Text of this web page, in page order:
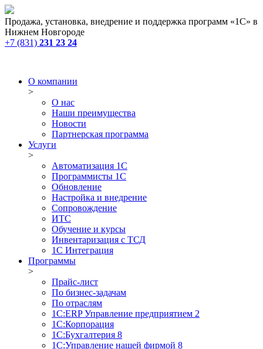
Продажа, установка, внедрение и поддержка программ «1С» в
Нижнем Новгороде
+7 (831) 231 23 24
О компании
>
О нас
Наши преимущества
Новости
Партнерская программа
Услуги
>
Автоматизация 1С
Программисты 1С
Обновление
Настройка и внедрение
Сопровождение
ИТС
Обучение и курсы
Инвентаризация с ТСД
1С Интеграция
Программы
>
Прайс-лист
По бизнес-задачам
По отраслям
1C:ERP Управление предприятием 2
1С:Корпорация
1С:Бухгалтерия 8
1С:Управление нашей фирмой 8